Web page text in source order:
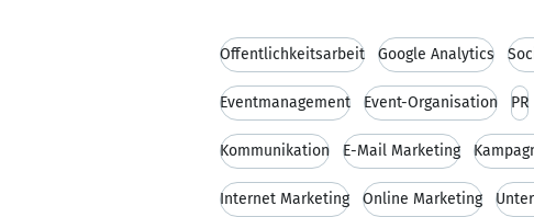
Öffentlichkeitsarbeit Google Analytics
Eventmanagement Event-Organisation PR
Kommunikation E-Mail Marketing
Internet Marketing Online Marketing